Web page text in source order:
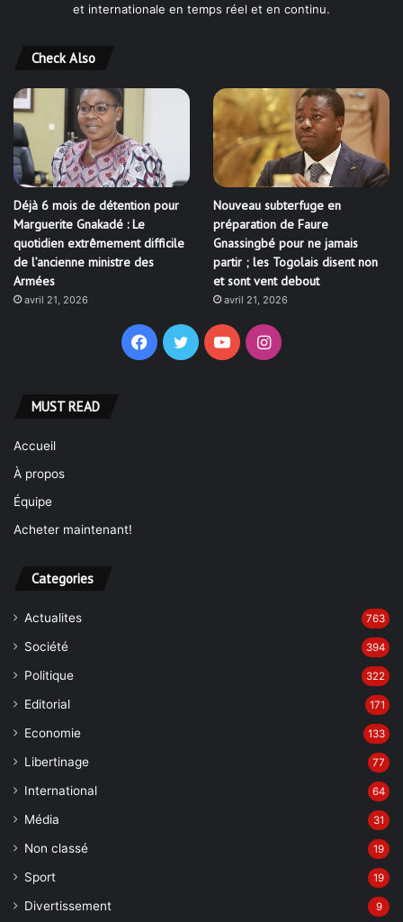
et internationale en temps réel et en continu.
Check Also
Déjà 6 mois de détention pour
Marguerite Gnakadé : Le
quotidien extrêmement difficile
de l’ancienne ministre des
Armées
avril 21, 2026
Nouveau subterfuge en
préparation de Faure
Gnassingbé pour ne jamais
partir ; les Togolais disent non
et sont vent debout
avril 21, 2026
Facebook
TwitterYouTubeInstagram
MUST READ
Accueil
À propos
Équipe
Acheter maintenant!
Categories
Actualites 763
Société 394
Politique 322
Editorial 171
Economie 133
Libertinage 77
International 64
Média 31
Non classé 19
Sport 19
Divertissement 9